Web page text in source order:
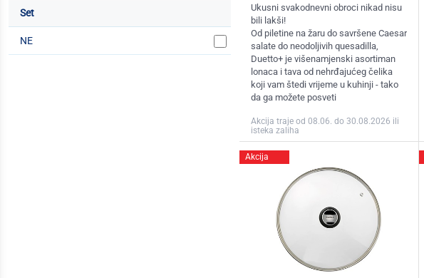
Set
NE
Ukusni svakodnevni obroci nikad nisu
bili lakši!
Od piletine na žaru do savršene Caesar
salate do neodoljivih quesadilla,
Duetto+ je višenamjenski asortiman
lonaca i tava od nehrđajućeg čelika
koji vam štedi vrijeme u kuhinji - tako
da ga možete posveti
Akcija traje od 08.06. do 30.08.2026 ili
isteka zaliha
Akcija